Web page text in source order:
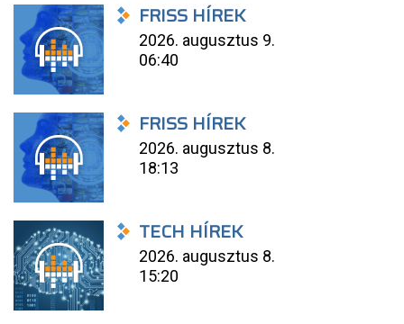
FRISS HÍREK
2026. augusztus 9.
06:40
FRISS HÍREK
2026. augusztus 8.
18:13
TECH HÍREK
2026. augusztus 8.
15:20